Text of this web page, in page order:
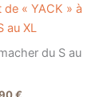
« YACK » à
au XL
du S au
€
la